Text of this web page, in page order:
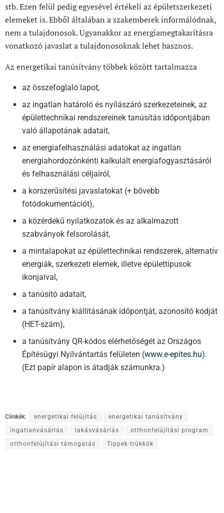
stb. Ezen felül pedig egyesével értékeli az épületszerkezeti
elemeket is. Ebből általában a szakemberek informálódnak,
nem a tulajdonosok. Ugyanakkor az energiamegtakarításra
vonatkozó javaslat a tulajdonosoknak lehet hasznos.
Az energetikai tanúsítvány többek között tartalmazza
az összefoglaló lapot,
az ingatlan határoló és nyílászáró szerkezeteinek, az
épülettechnikai rendszereinek tanúsítás időpontjában
való állapotának adatait,
az energiafelhasználási adatokat az ingatlan
energiahordozónkénti kalkulált energiafogyasztásáról
és felhasználási céljairól,
a korszerűsítési javaslatokat (+ bővebb
fotódokumentációt),
a közérdekű nyilatkozatok és az alkalmazott
szabványok felsorolását,
a mintalapokat az épülettechnikai rendszerek, alternatív
energiák, szerkezeti elemek, illetve épülettípusok
ikonjaival,
a tanúsító adatait,
a tanúsítvány kiállításának időpontját, azonosító kódját
(HET-szám),
a tanúsítvány QR-kódos elérhetőségét az Országos
Építésügyi Nyilvántartás felületen (www.e-epites.hu).
(Ezt papír alapon is átadják számunkra.)
Címkék: energetikai felújítás
energetikai tanúsítvány
ingatlanvásárlás
lakásvásárlás
otthonfelújítási program
otthonfelújítási támogatás
Tippek-trükkök